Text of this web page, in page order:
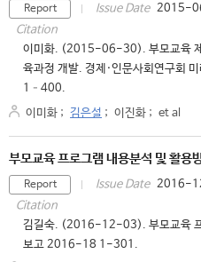
Report Issue Date 2015-
Citation
이미화. (2015-06-30). 부모교육 제
육과정 개발. 경제·인문사회연구회
1–400.
이미화 ; 김은설 ; 이진화 ; et al
부모교육 프로그램 내용분석 및 활용
Report Issue Date 2016-
Citation
김길숙. (2016-12-03). 부모교육 프
보고 2016-18 1-301.